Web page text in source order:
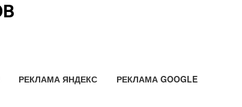
РЕКЛАМА ЯНДЕКС РЕКЛАМА GOOGLE